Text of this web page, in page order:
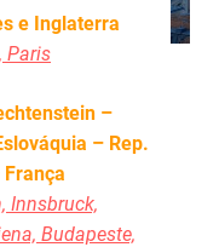
e Inglaterra
Paris
–
– Rep.
Innsbruck,
Budapeste,